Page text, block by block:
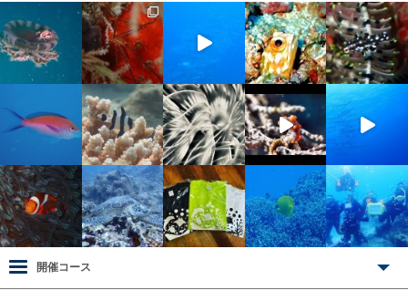
開催コース